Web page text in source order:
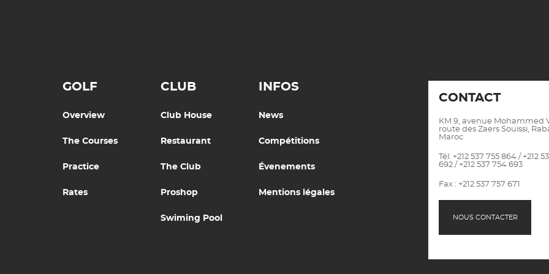
GOLF
Overview
The Courses
Practice
Rates
CLUB
Club House
Restaurant
The Club
Proshop
Swiming Pool
INFOS
News
Compétitions
Évenements
Mentions légales
CONTACT
KM 9, avenue Mohammed
route des Zaers Souissi,
Maroc
Tél: +212 537 755 864 / +212
692 / +212 537 754 693
Fax : +212 537 757 671
NOUS CONTACTER